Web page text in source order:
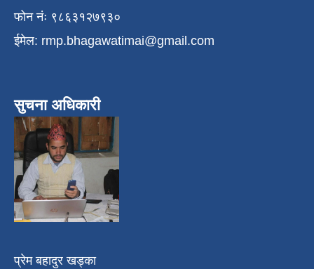
फोन नंः ९८६३१२७९३०
ईमेल: rmp.bhagawatimai@gmail.com
सुचना अधिकारी
प्रेम बहादुर खड्का